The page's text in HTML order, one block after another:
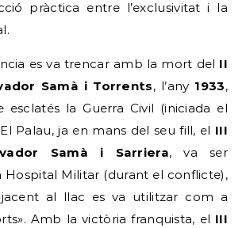
pràctica entre l’exclusivitat i la
es va trencar amb la mort del II
Samà i Torrents, l’any 1933,
esclatés la Guerra Civil (iniciada el
Palau, ja en mans del seu fill, el III
Samà i Sarriera, va ser
Hospital Militar (durant el conflicte),
al llac es va utilitzar com a
Amb la victòria franquista, el III